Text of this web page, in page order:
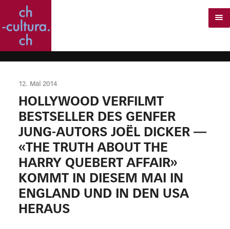
12. Mai 2014
HOLLYWOOD VERFILMT
BESTSELLER DES GENFER
JUNG-AUTORS JOËL DICKER —
«THE TRUTH ABOUT THE
HARRY QUEBERT AFFAIR»
KOMMT IN DIESEM MAI IN
ENGLAND UND IN DEN USA
HERAUS